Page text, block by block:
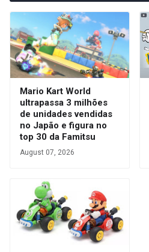
Mario Kart World
ultrapassa 3 milhões
de unidades vendidas
no Japão e figura no
top 30 da Famitsu
August 07, 2026